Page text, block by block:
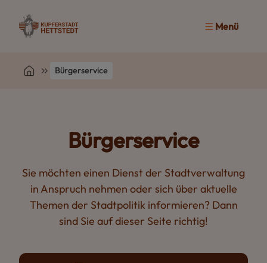
Menü
Bürgerservice
Bürgerservice
Sie möchten einen Dienst der Stadtverwaltung
in Anspruch nehmen oder sich über aktuelle
Themen der Stadtpolitik informieren? Dann
sind Sie auf dieser Seite richtig!